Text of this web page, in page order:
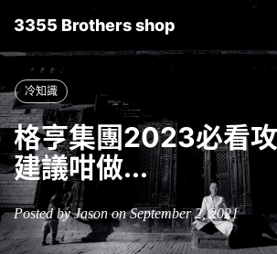
3355 Brothers shop
冷知識
格亨集團2023必看
建議咁做...
Posted by Jason on September 2, 2021